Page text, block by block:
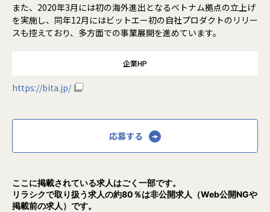
また、2020年3月には初の海外進出となるベトナム拠点の立上げ
を実施し、同年12月にはビットエー初の自社プロダクトのリリー
スも控えており、多方面での事業展開を進めています。
企業HP
https://bita.jp/
応募する
ここに掲載されている求人はごく一部です。
リラシクで取り扱う求人の約80％は非公開求人（Web公開NGや
掲載前の求人）です。